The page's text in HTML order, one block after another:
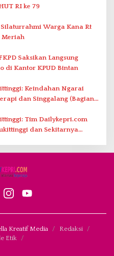
RI ke 79
Warga Kana Rt
Meriah
Saksikan Langsung
di Kantor KPUD Bintan
Keindahan Ngarai
dan Singgalang (Bagian
Tim Dailykepri.com
dan Sekitarnya
Kreatif Media
Redaksi
Etik